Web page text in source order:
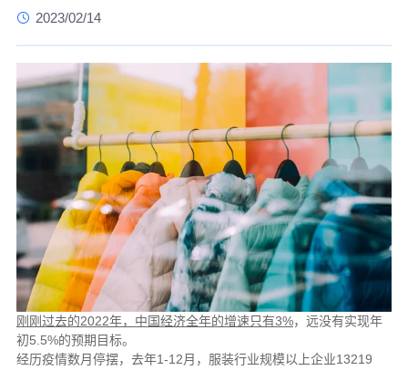
2023/02/14
刚刚过去的2022年，中国经济全年的增速只有3%，远没有实现年
初5.5%的预期目标。
经历疫情数月停摆，去年1-12月，服装行业规模以上企业13219